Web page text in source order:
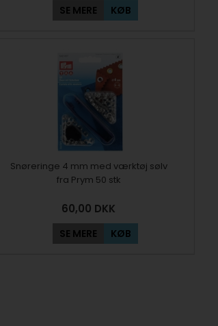
SE MERE KØB
Snøreringe 4 mm med værktøj sølv
fra Prym 50 stk
60,00 DKK
SE MERE KØB